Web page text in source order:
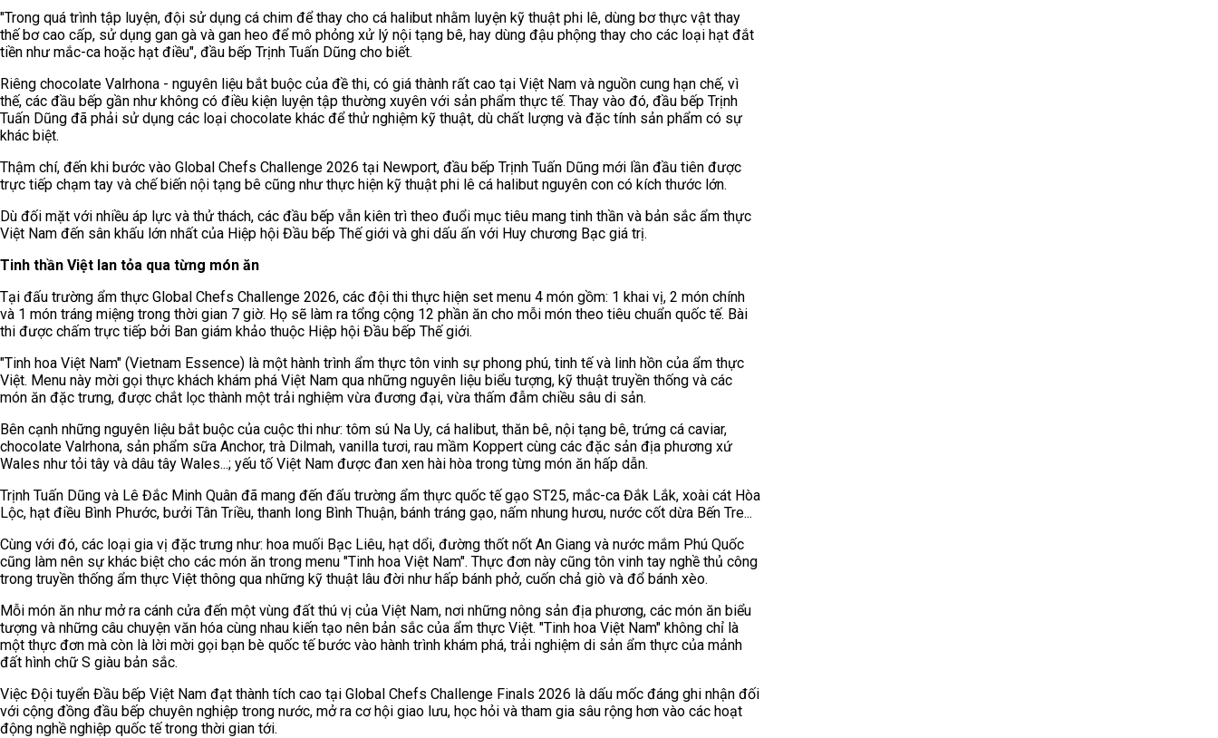
"Trong quá trình tập luyện, đội sử dụng cá chim để thay cho cá halibut nhằm luyện kỹ thuật phi lê, dùng bơ thực vật thay
thế bơ cao cấp, sử dụng gan gà và gan heo để mô phỏng xử lý nội tạng bê, hay dùng đậu phộng thay cho các loại hạt đắt
tiền như mắc-ca hoặc hạt điều", đầu bếp Trịnh Tuấn Dũng cho biết.
Riêng chocolate Valrhona - nguyên liệu bắt buộc của đề thi, có giá thành rất cao tại Việt Nam và nguồn cung hạn chế, vì
thế, các đầu bếp gần như không có điều kiện luyện tập thường xuyên với sản phẩm thực tế. Thay vào đó, đầu bếp Trịnh
Tuấn Dũng đã phải sử dụng các loại chocolate khác để thử nghiệm kỹ thuật, dù chất lượng và đặc tính sản phẩm có sự
khác biệt.
Thậm chí, đến khi bước vào Global Chefs Challenge 2026 tại Newport, đầu bếp Trịnh Tuấn Dũng mới lần đầu tiên được
trực tiếp chạm tay và chế biến nội tạng bê cũng như thực hiện kỹ thuật phi lê cá halibut nguyên con có kích thước lớn.
Dù đối mặt với nhiều áp lực và thử thách, các đầu bếp vẫn kiên trì theo đuổi mục tiêu mang tinh thần và bản sắc ẩm thực
Việt Nam đến sân khấu lớn nhất của Hiệp hội Đầu bếp Thế giới và ghi dấu ấn với Huy chương Bạc giá trị.
Tinh thần Việt lan tỏa qua từng món ăn
Tại đấu trường ẩm thực Global Chefs Challenge 2026, các đội thi thực hiện set menu 4 món gồm: 1 khai vị, 2 món chính
và 1 món tráng miệng trong thời gian 7 giờ. Họ sẽ làm ra tổng cộng 12 phần ăn cho mỗi món theo tiêu chuẩn quốc tế. Bài
thi được chấm trực tiếp bởi Ban giám khảo thuộc Hiệp hội Đầu bếp Thế giới.
"Tinh hoa Việt Nam" (Vietnam Essence) là một hành trình ẩm thực tôn vinh sự phong phú, tinh tế và linh hồn của ẩm thực
Việt. Menu này mời gọi thực khách khám phá Việt Nam qua những nguyên liệu biểu tượng, kỹ thuật truyền thống và các
món ăn đặc trưng, được chắt lọc thành một trải nghiệm vừa đương đại, vừa thấm đẫm chiều sâu di sản.
Bên cạnh những nguyên liệu bắt buộc của cuộc thi như: tôm sú Na Uy, cá halibut, thăn bê, nội tạng bê, trứng cá caviar,
chocolate Valrhona, sản phẩm sữa Anchor, trà Dilmah, vanilla tươi, rau mầm Koppert cùng các đặc sản địa phương xứ
Wales như tỏi tây và dâu tây Wales...; yếu tố Việt Nam được đan xen hài hòa trong từng món ăn hấp dẫn.
Trịnh Tuấn Dũng và Lê Đắc Minh Quân đã mang đến đấu trường ẩm thực quốc tế gạo ST25, mắc-ca Đắk Lắk, xoài cát Hòa
Lộc, hạt điều Bình Phước, bưởi Tân Triều, thanh long Bình Thuận, bánh tráng gạo, nấm nhung hươu, nước cốt dừa Bến Tre...
Cùng với đó, các loại gia vị đặc trưng như: hoa muối Bạc Liêu, hạt dổi, đường thốt nốt An Giang và nước mắm Phú Quốc
cũng làm nên sự khác biệt cho các món ăn trong menu "Tinh hoa Việt Nam". Thực đơn này cũng tôn vinh tay nghề thủ công
trong truyền thống ẩm thực Việt thông qua những kỹ thuật lâu đời như hấp bánh phở, cuốn chả giò và đổ bánh xèo.
Mỗi món ăn như mở ra cánh cửa đến một vùng đất thú vị của Việt Nam, nơi những nông sản địa phương, các món ăn biểu
tượng và những câu chuyện văn hóa cùng nhau kiến tạo nên bản sắc của ẩm thực Việt. "Tinh hoa Việt Nam" không chỉ là
một thực đơn mà còn là lời mời gọi bạn bè quốc tế bước vào hành trình khám phá, trải nghiệm di sản ẩm thực của mảnh
đất hình chữ S giàu bản sắc.
Việc Đội tuyển Đầu bếp Việt Nam đạt thành tích cao tại Global Chefs Challenge Finals 2026 là dấu mốc đáng ghi nhận đối
với cộng đồng đầu bếp chuyên nghiệp trong nước, mở ra cơ hội giao lưu, học hỏi và tham gia sâu rộng hơn vào các hoạt
động nghề nghiệp quốc tế trong thời gian tới.